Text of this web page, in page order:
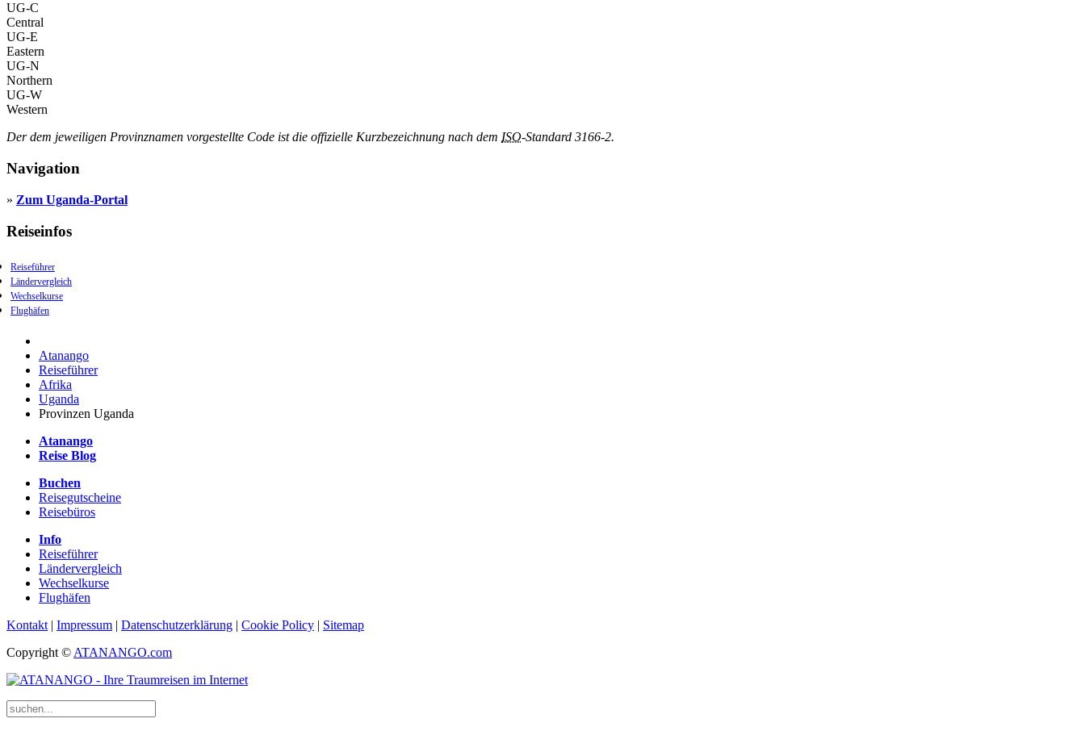
UG-C
Central
UG-E
Eastern
UG-N
Northern
UG-W
Western
Der dem jeweiligen Provinznamen vorgestellte Code ist die offizielle Kurzbezeichnung nach dem ISO-Standard 3166-2.
Navigation
» Zum Uganda-Portal
Reiseinfos
Reiseführer
Ländervergleich
Wechselkurse
Flughäfen
Atanango
Reiseführer
Afrika
Uganda
Provinzen Uganda
Atanango
Reise Blog
Buchen
Reisegutscheine
Reisebüros
Info
Reiseführer
Ländervergleich
Wechselkurse
Flughäfen
Kontakt | Impressum | Datenschutzerklärung | Cookie Policy | Sitemap
Copyright © ATANANGO.com